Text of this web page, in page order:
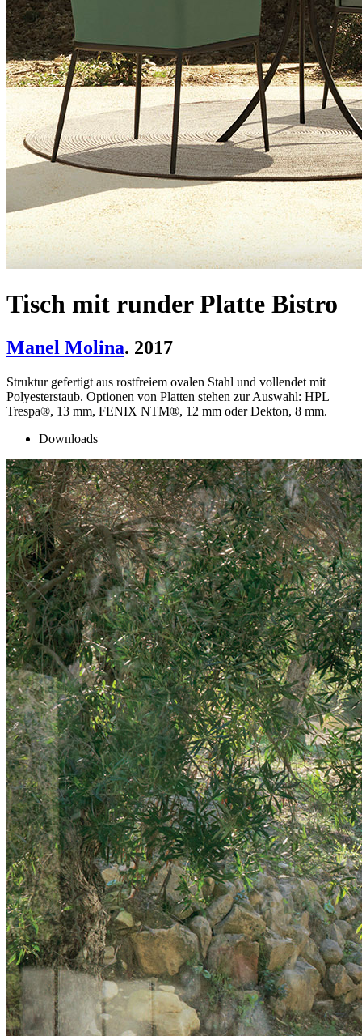
Tisch mit runder Platte Bistro
Manel Molina. 2017
Struktur gefertigt aus rostfreiem ovalen Stahl und vollendet mit
Polyesterstaub. Optionen von Platten stehen zur Auswahl: HPL
Trespa®, 13 mm, FENIX NTM®, 12 mm oder Dekton, 8 mm.
Downloads